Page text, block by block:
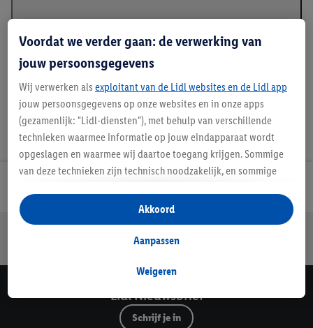
Veilig winkelen
Lidl Nieuwsbrief
Schrijf je in
Voordat we verder gaan: de verwerking van
jouw persoonsgegevens
Wij verwerken als exploitant van de Lidl websites en de Lidl app
jouw persoonsgegevens op onze websites en in onze apps
(gezamenlijk: "Lidl-diensten"), met behulp van verschillende
technieken waarmee informatie op jouw eindapparaat wordt
opgeslagen en waarmee wij daartoe toegang krijgen. Sommige
van deze technieken zijn technisch noodzakelijk, en sommige
opslaan van voorkeursinstellingen, het verzamelen en
analyseren van statistieken of voor het tonen van
gepersonaliseerde reclame binnen en buiten de Lidl-diensten.
gegevens over jouw aankoopgedrag in de winkel ook voor de
Als je hier toestemming geeft aan ons voor het personaliseren
van reclame en als je vervolgens een Lidl Plus-account
Weigeren
Aanpassen
Akkoord